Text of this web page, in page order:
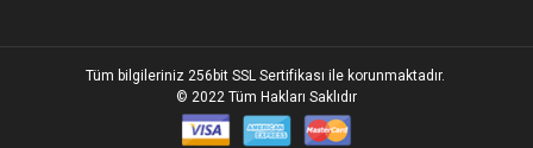
Tüm bilgileriniz 256bit SSL Sertifikası ile korunmaktadır.
© 2022 Tüm Hakları Saklıdır